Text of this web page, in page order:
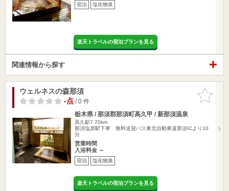
宿泊 塩化物泉
楽天トラベルの宿泊プランを見る
関連情報から探す
お気に入
りに追加
ウェルネスの森那須
-点/ 0 件
栃木県 / 那須郡那須町高久甲 / 新那須温泉
高久駅7.70km
那須塩原駅下車 無料送迎バス東北自動車道那須ICより10
分
営業時間
入浴料金 ～
宿泊 塩化物泉
楽天トラベルの宿泊プランを見る